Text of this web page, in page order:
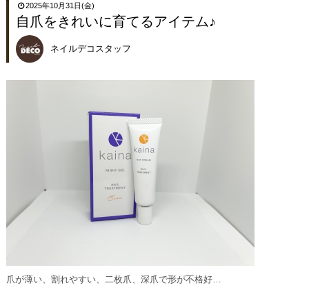
2025年10月31日(金)
自爪をきれいに育てるアイテム♪
ネイルデコスタッフ
爪が薄い、割れやすい、二枚爪、深爪で形が不格好…